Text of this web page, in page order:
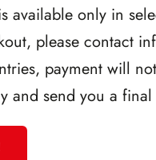
available only in
please contact
payment will
and send you a